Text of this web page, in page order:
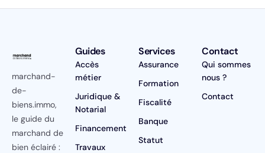
marchand-
de-
biens.immo,
le guide du
marchand de
bien éclairé :
Guides
Accès
métier
Juridique &
Notarial
Financement
Travaux
Services
Assurance
Formation
Fiscalité
Banque
Statut
Contact
Qui sommes
nous ?
Contact